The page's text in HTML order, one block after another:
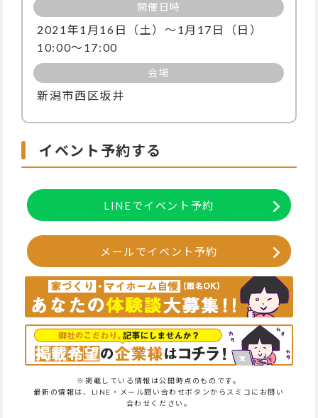
開催日時
2021年1月16日（土）～1月17日（日）
10:00～17:00
会場
新潟市西区坂井
イベント予約する
LINEでイベント予約
メールでイベント予約
※掲載している情報は公開時点のものです。
最新の情報は、LINE・メール問い合わせボタンからスミコにお問い
合わせください。